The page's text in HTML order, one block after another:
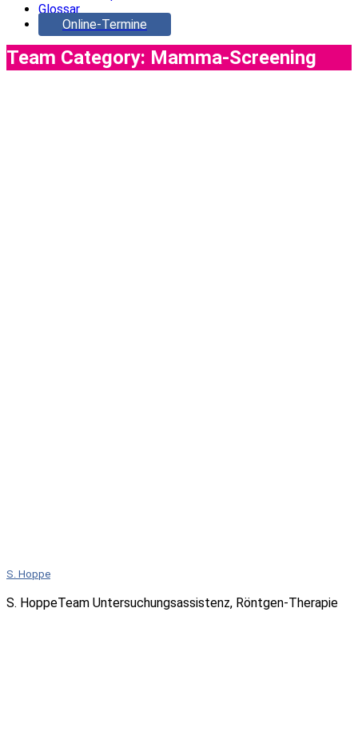
Glossar
Online-Termine
Team Category: Mamma-Screening
S. Hoppe
S. HoppeTeam Untersuchungsassistenz, Röntgen-Therapie